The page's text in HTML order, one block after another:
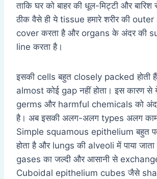
ताकि घर को बाहर की धूल-मिट्टी और
ठीक वैसे ही ये tissue हमारे शरीर की
cover करता है और organs के अंदर की
line करता है।
इसकी cells बहुत closely packed होती
almost कोई gap नहीं होता। इस कारण
germs और harmful chemicals को
है। अब इसकी अलग-अलग types अलग काम
Simple squamous epithelium बहुत
होता है और lungs की alveoli में पाया
gases का जल्दी और आसानी से
Cuboidal epithelium cubes जैसे